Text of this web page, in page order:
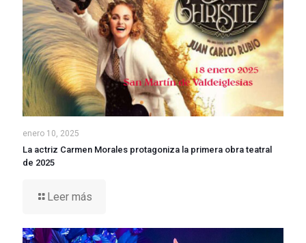
enero 10, 2025
La actriz Carmen Morales protagoniza la primera obra teatral
de 2025
Leer más